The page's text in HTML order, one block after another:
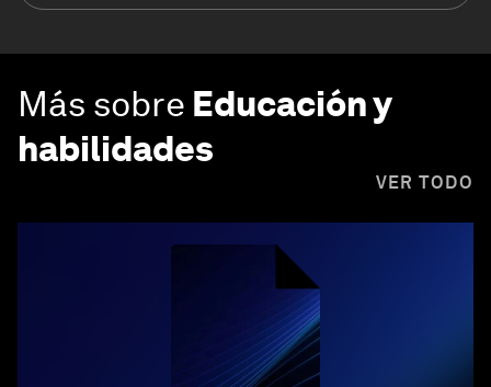
Más sobre Educación y
habilidades
VER TODO